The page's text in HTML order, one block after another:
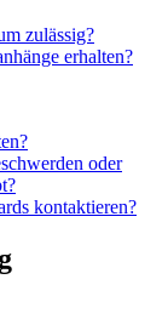
zulässig?
erhalten?
oder
kontaktieren?